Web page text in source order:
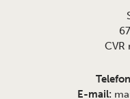
CVR
E-mail: